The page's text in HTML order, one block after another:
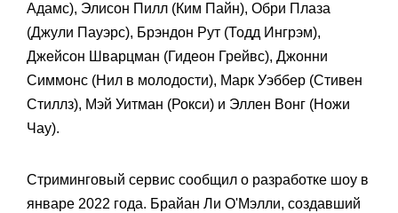
Адамс), Элисон Пилл (Ким Пайн), Обри Плаза
(Джули Пауэрс), Брэндон Рут (Тодд Ингрэм),
Джейсон Шварцман (Гидеон Грейвс), Джонни
Симмонс (Нил в молодости), Марк Уэббер (Стивен
Стиллз), Мэй Уитман (Рокси) и Эллен Вонг (Ножи
Чау).
Стриминговый сервис сообщил о разработке шоу в
январе 2022 года. Брайан Ли О'Мэлли, создавший